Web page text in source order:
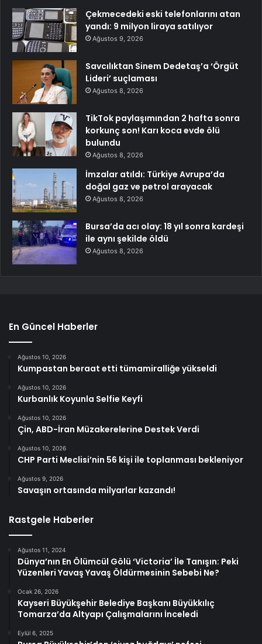
Çekmecedeki eski telefonlarını atan
yandı: 9 milyon liraya satılıyor
Ağustos 9, 2026
Savcılıktan Sinem Dedetaş’a ‘Örgüt
Lideri’ suçlaması
Ağustos 8, 2026
TikTok paylaşımından 2 hafta sonra
korkunç son! Karı koca evde ölü
bulundu
Ağustos 8, 2026
İmzalar atıldı: Türkiye Avrupa’da
doğal gaz ve petrol arayacak
Ağustos 8, 2026
Bursa’da acı olay: 18 yıl sonra kardeşi
ile aynı şekilde öldü
Ağustos 8, 2026
En Güncel Haberler
Ağustos 10, 2026
Kumpastan beraat etti tümamiralliğe yükseldi
Ağustos 10, 2026
Kurbanlık Koyunla Selfie Keyfi
Ağustos 10, 2026
Çin, ABD-İran Müzakerelerine Destek Verdi
Ağustos 10, 2026
CHP Parti Meclisi’nin 56 kişi ile toplanması bekleniyor
Ağustos 9, 2026
Savaşın ortasında milyarlar kazandı!
Rastgele Haberler
Ağustos 11, 2024
Dünya’nın En Ölümcül Gölü ‘Victoria’ İle Tanışın: Peki
Yüzenleri Yavaş Yavaş Öldürmesinin Sebebi Ne?
Ocak 26, 2026
Kayseri Büyükşehir Belediye Başkanı Büyükkılıç
Tomarza’da Altyapı Çalışmalarını İnceledi
Eylül 6, 2025